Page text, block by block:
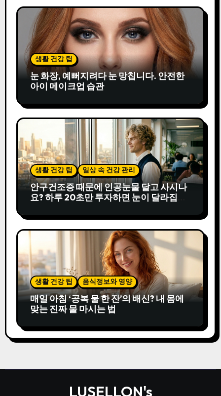
생활 건강 팁
눈 화장, 예뻐지려다 눈 망칩니다. 안전한
아이 메이크업 습관
생활 건강 팁 일상 속 건강 관리
안구건조증 때문에 인공눈물 달고 사시나
요? 하루 20초만 투자하면 눈이 달라집니
생활 건강 팁 음식정보와 영양
매일 아침 ‘공복 물 한 잔’의 배신? 내 몸에
맞는 진짜 물 마시는 법
LUSELLON's